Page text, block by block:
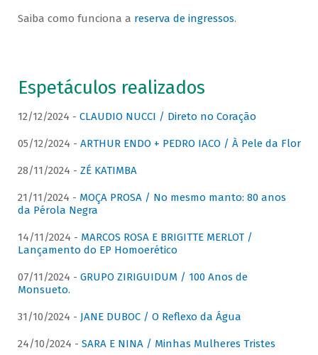
Saiba como funciona a reserva de ingressos.
Espetáculos realizados
12/12/2024 - CLAUDIO NUCCI / Direto no Coração
05/12/2024 - ARTHUR ENDO + PEDRO IACO / À Pele da Flor
28/11/2024 - ZÉ KATIMBA
21/11/2024 - MOÇA PROSA / No mesmo manto: 80 anos
da Pérola Negra
14/11/2024 - MARCOS ROSA E BRIGITTE MERLOT /
Lançamento do EP Homoerético
07/11/2024 - GRUPO ZIRIGUIDUM / 100 Anos de
Monsueto.
31/10/2024 - JANE DUBOC / O Reflexo da Água
24/10/2024 - SARA E NINA / Minhas Mulheres Tristes